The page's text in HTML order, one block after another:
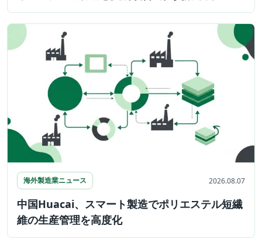
海外製造業ニュース 2026.08.07
中国Huacai、スマート製造でポリエステル短繊
維の生産管理を高度化